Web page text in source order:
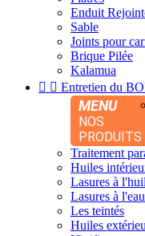
Enduit
Sable
Joints pour
Brique Pilée
Kalamua
  Entretien du
MENU
NOS
PRODUITS
Traitement
Huiles
Lasures à
Lasures à l'eau
Les teintés
Huiles